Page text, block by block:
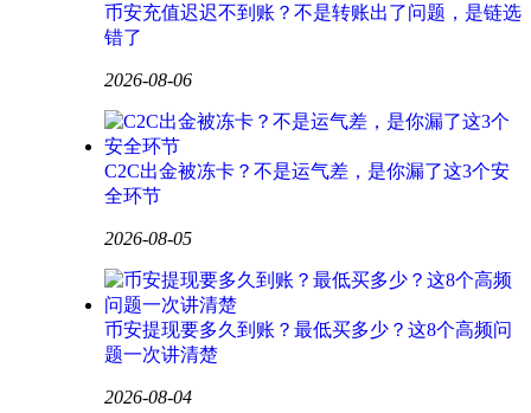
币安充值迟迟不到账？不是转账出了问题，是链选
错了
2026-08-06
C2C出金被冻卡？不是运气差，是你漏了这3个安
全环节
2026-08-05
币安提现要多久到账？最低买多少？这8个高频问
题一次讲清楚
2026-08-04